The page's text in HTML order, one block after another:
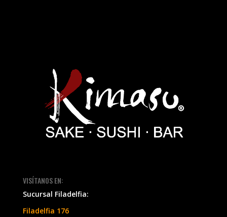
VISÍTANOS EN:
Sucursal Filadelfia:
Filadelfia 176